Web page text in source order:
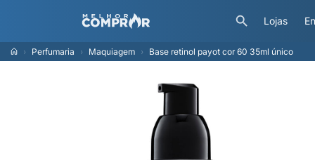
Lojas
Perfumaria Maquiagem Base retinol payot cor 60 35ml único